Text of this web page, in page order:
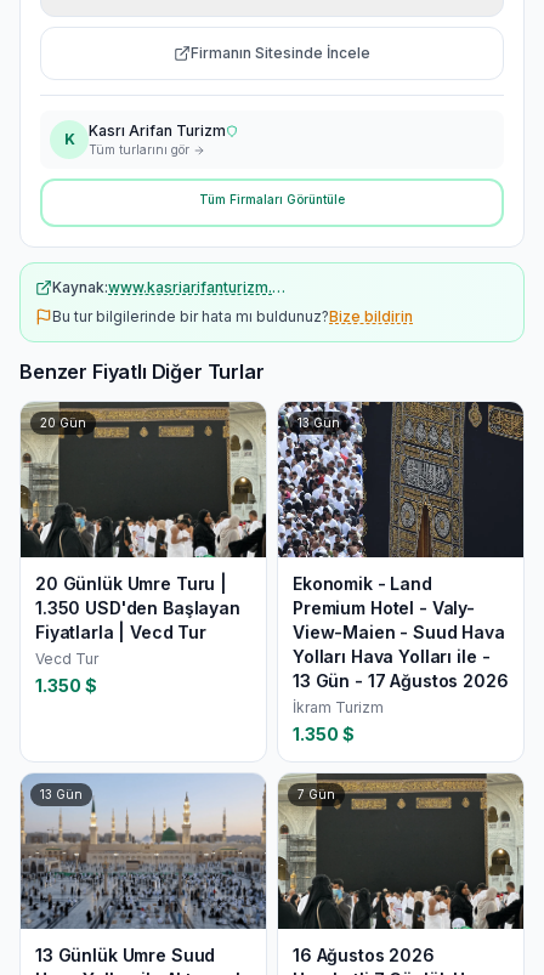
Firmanın Sitesinde İncele
K Kasrı Arifan Turizm
Tüm turlarını gör
Tüm Firmaları Görüntüle
Kaynak:
www.kasriarifanturizm.com
Bu tur bilgilerinde bir hata mı buldunuz?Bize bildirin
Benzer Fiyatlı Diğer Turlar
20Gün
20 Günlük Umre Turu |
1.350 USD'den Başlayan
Fiyatlarla | Vecd Tur
Vecd Tur
1.350 $
13Gün
Ekonomik - Land
Premium Hotel - Valy-
View-Maien - Suud Hava
Yolları Hava Yolları ile -
13 Gün - 17 Ağustos 2026
İkram Turizm
1.350 $
13 Gün
13 Günlük Umre Suud
7Gün
16 Ağustos 2026